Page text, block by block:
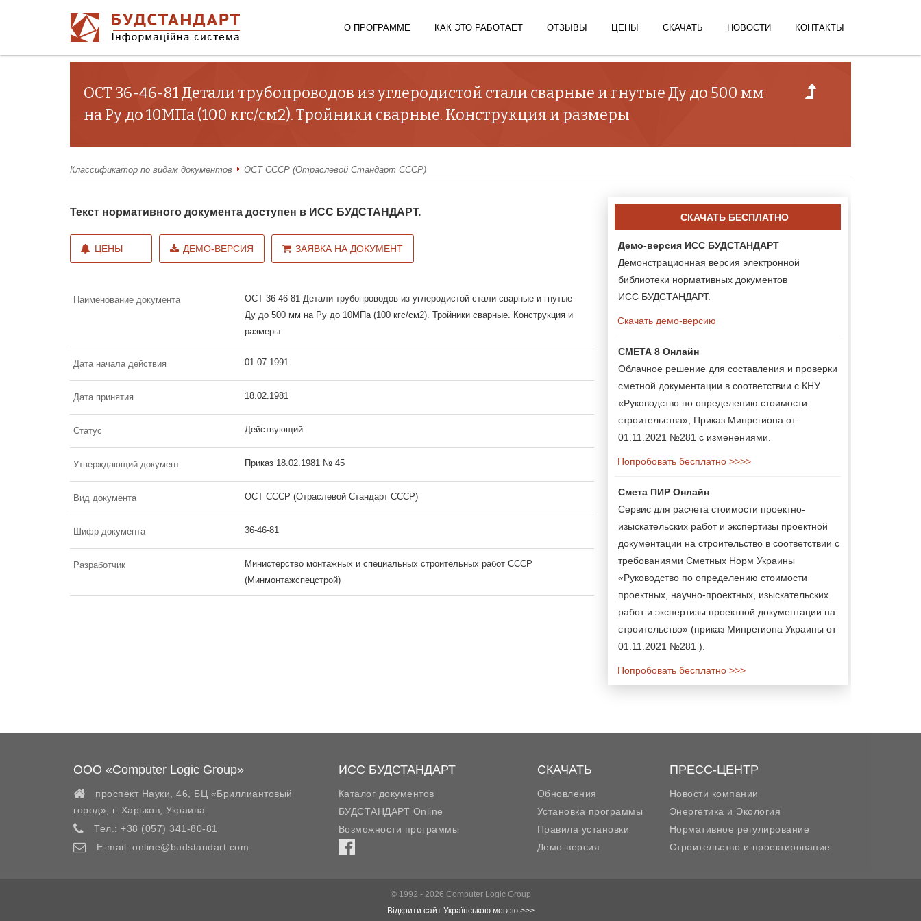
О ПРОГРАММЕ КАК ЭТО РАБОТАЕТ ОТЗЫВЫ ЦЕНЫ СКАЧАТЬ НОВОСТИ КОНТАКТЫ
ОСТ 36-46-81 Детали трубопроводов из углеродистой стали сварные и гнутые Ду до 500 мм
на Ру до 10МПа (100 кгс/см2). Тройники сварные. Конструкция и размеры
Классификатор по видам документов ОСТ СССР (Отраслевой Стандарт СССР)
Текст нормативного документа доступен в ИСС БУДСТАНДАРТ.
ЦЕНЫ ДЕМО-ВЕРСИЯ ЗАЯВКА НА ДОКУМЕНТ
Наименование документа
ОСТ 36-46-81 Детали трубопроводов из углеродистой стали сварные и гнутые
Ду до 500 мм на Ру до 10МПа (100 кгс/см2). Тройники сварные. Конструкция и
размеры
Дата начала действия 01.07.1991
Дата принятия 18.02.1981
Статус Действующий
Утверждающий документ Приказ 18.02.1981 № 45
Вид документа ОСТ СССР (Отраслевой Стандарт СССР)
Шифр документа 36-46-81
Разработчик
Министерство монтажных и специальных строительных работ СССР
(Минмонтажспецстрой)
СКАЧАТЬ БЕСПЛАТНО
Демо-версия ИСС БУДСТАНДАРТ
Демонстрационная версия электронной
библиотеки нормативных документов
ИСС БУДСТАНДАРТ.
Скачать демо-версию
СМЕТА 8 Онлайн
Облачное решение для составления и проверки
сметной документации в соответствии с КНУ
«Руководство по определению стоимости
строительства», Приказ Минрегиона от
01.11.2021 №281 с изменениями.
Попробовать бесплатно >>>>
Смета ПИР Онлайн
Сервис для расчета стоимости проектно-
изыскательских работ и экспертизы проектной
документации на строительство в соответствии с
требованиями Сметных Норм Украины
«Руководство по определению стоимости
проектных, научно-проектных, изыскательских
работ и экспертизы проектной документации на
строительство» (приказ Минрегиона Украины от
01.11.2021 №281 ).
Попробовать бесплатно >>>
ООО «Computer Logic Group»
проспект Науки, 46, БЦ «Бриллиантовый
город»,
г. Харьков Украина
Тел.: +38 (057) 341-80-81
E-mail: online@budstandart.com
ИСС БУДСТАНДАРТ
Каталог документов
БУДСТАНДАРТ Online
Возможности программы
СКАЧАТЬ
Обновления
Установка программы
Правила установки
Демо-версия
ПРЕСС-ЦЕНТР
Новости компании
Энергетика и Экология
Нормативное регулирование
Строительство и проектирование
© 1992 - 2026 Computer Logic Group
Відкрити сайт Українською мовою >>>